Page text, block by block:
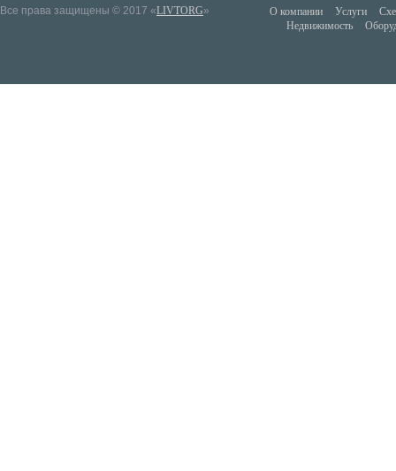
Все права защищены © 2017 «LIVTORG» О компании Услуги
Недвижимость